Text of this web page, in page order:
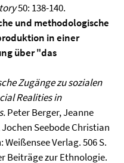
50: 138-140.
und methodologische
in einer
über "das
Zugänge zu sozialen
Realities in
Peter Berger, Jeanne
Seebode Christian
Verlag. 506 S.
Beiträge zur Ethnologie.